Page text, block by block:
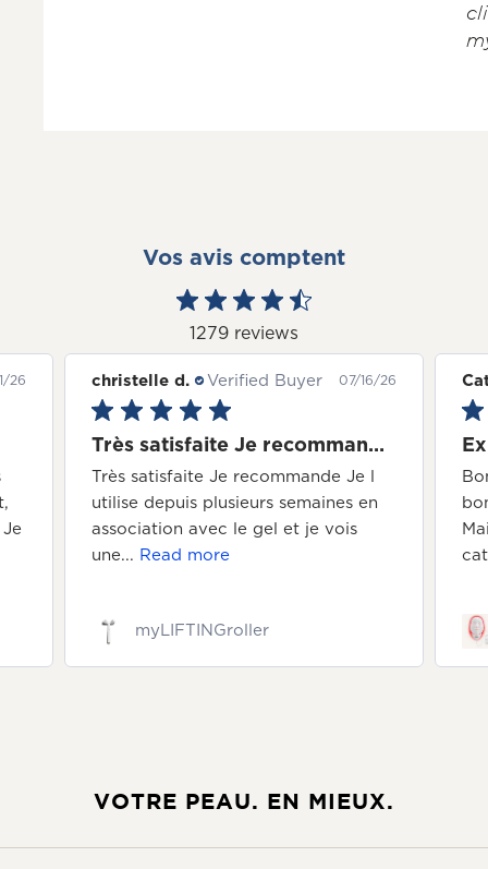
Vos avis comptent
1279 reviews
26 Catherine B. Verified Buyer 07/16/26
Expérience du masque
Bonjour, Le produit est de très
bonne qualité et très bien présenté.
Mais je me suis fais opéré de la
cataracte il y a 1...
myLEDmask2
J
J
VOTRE PEAU. EN MIEUX.